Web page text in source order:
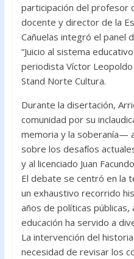
participación del profesor
docente y director de la
Cañuelas integró el panel
“Juicio al sistema
periodista Víctor
Stand Norte Cultura.
Durante la disertación,
comunidad por su
memoria y la soberanía—
sobre los desafíos
y al licenciado Juan
El debate se centró en la
un exhaustivo recorrido
años de políticas públicas,
educación ha servido a
La intervención del
necesidad de revisar los